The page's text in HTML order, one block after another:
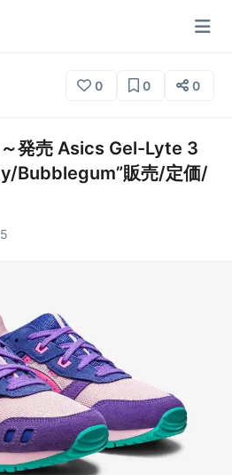
0 0 0
～発売 Asics Gel-Lyte 3
Bubblegum”販売/定価/